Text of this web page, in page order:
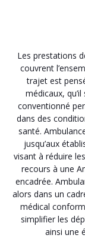
Les prestations
couvrent
trajet est
médicaux,
conventionné
dans des
santé.
jusqu’aux
visant à réduire
recours à une
encadrée.
alors dans un
médical
simplifier les
ainsi une